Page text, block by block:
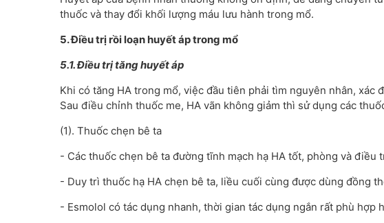
thuốc và thay đổi khối lượng máu lưu hành trong mổ.
5. Điều trị rồi loạn huyết áp trong mổ
5.1. Điều trị tăng huyết áp
Khi có tăng HA trong mổ, việc đầu tiên phải tìm nguyên nhân, xác
Sau điều chỉnh thuốc me, HA vãn không giảm thì sử dụng các
(1). Thuốc chẹn bê ta
- Các thuốc chẹn bê ta đường tĩnh mạch hạ HA tốt, phòng và điều
- Duy trì thuốc hạ HA chẹn bê ta, liều cuối cùng được dùng đồng
- Esmolol có tác dụng nhanh, thời gian tác dụng ngắn rất phù hợp